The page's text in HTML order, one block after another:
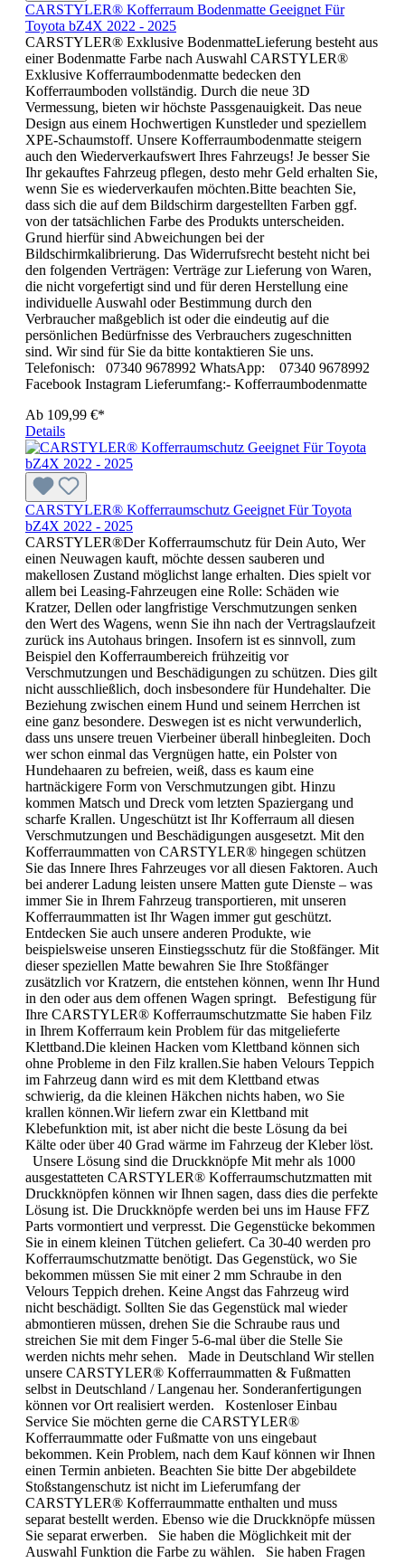
CARSTYLER® Kofferraum Bodenmatte Geeignet Für
Toyota bZ4X 2022 - 2025
CARSTYLER® Exklusive BodenmatteLieferung besteht aus
einer Bodenmatte Farbe nach Auswahl CARSTYLER®
Exklusive Kofferraumbodenmatte bedecken den
Kofferraumboden vollständig. Durch die neue 3D
Vermessung, bieten wir höchste Passgenauigkeit. Das neue
Design aus einem Hochwertigen Kunstleder und speziellem
XPE-Schaumstoff. Unsere Kofferraumbodenmatte steigern
auch den Wiederverkaufswert Ihres Fahrzeugs! Je besser Sie
Ihr gekauftes Fahrzeug pflegen, desto mehr Geld erhalten Sie,
wenn Sie es wiederverkaufen möchten.Bitte beachten Sie,
dass sich die auf dem Bildschirm dargestellten Farben ggf.
von der tatsächlichen Farbe des Produkts unterscheiden.
Grund hierfür sind Abweichungen bei der
Bildschirmkalibrierung. Das Widerrufsrecht besteht nicht bei
den folgenden Verträgen: Verträge zur Lieferung von Waren,
die nicht vorgefertigt sind und für deren Herstellung eine
individuelle Auswahl oder Bestimmung durch den
Verbraucher maßgeblich ist oder die eindeutig auf die
persönlichen Bedürfnisse des Verbrauchers zugeschnitten
sind. Wir sind für Sie da bitte kontaktieren Sie uns.
Telefonisch: 07340 9678992 WhatsApp: 07340 9678992
Facebook Instagram Lieferumfang:- Kofferraumbodenmatte
Ab 109,99 €*
Details
CARSTYLER® Kofferraumschutz Geeignet Für Toyota
bZ4X 2022 - 2025
CARSTYLER®Der Kofferraumschutz für Dein Auto, Wer
einen Neuwagen kauft, möchte dessen sauberen und
makellosen Zustand möglichst lange erhalten. Dies spielt vor
allem bei Leasing-Fahrzeugen eine Rolle: Schäden wie
Kratzer, Dellen oder langfristige Verschmutzungen senken
den Wert des Wagens, wenn Sie ihn nach der Vertragslaufzeit
zurück ins Autohaus bringen. Insofern ist es sinnvoll, zum
Beispiel den Kofferraumbereich frühzeitig vor
Verschmutzungen und Beschädigungen zu schützen. Dies gilt
nicht ausschließlich, doch insbesondere für Hundehalter. Die
Beziehung zwischen einem Hund und seinem Herrchen ist
eine ganz besondere. Deswegen ist es nicht verwunderlich,
dass uns unsere treuen Vierbeiner überall hinbegleiten. Doch
wer schon einmal das Vergnügen hatte, ein Polster von
Hundehaaren zu befreien, weiß, dass es kaum eine
hartnäckigere Form von Verschmutzungen gibt. Hinzu
kommen Matsch und Dreck vom letzten Spaziergang und
scharfe Krallen. Ungeschützt ist Ihr Kofferraum all diesen
Verschmutzungen und Beschädigungen ausgesetzt. Mit den
Kofferraummatten von CARSTYLER® hingegen schützen
Sie das Innere Ihres Fahrzeuges vor all diesen Faktoren. Auch
bei anderer Ladung leisten unsere Matten gute Dienste – was
immer Sie in Ihrem Fahrzeug transportieren, mit unseren
Kofferraummatten ist Ihr Wagen immer gut geschützt.
Entdecken Sie auch unsere anderen Produkte, wie
beispielsweise unseren Einstiegsschutz für die Stoßfänger. Mit
dieser speziellen Matte bewahren Sie Ihre Stoßfänger
zusätzlich vor Kratzern, die entstehen können, wenn Ihr Hund
in den oder aus dem offenen Wagen springt. Befestigung für
Ihre CARSTYLER® Kofferraumschutzmatte Sie haben Filz
in Ihrem Kofferraum kein Problem für das mitgelieferte
Klettband.Die kleinen Hacken vom Klettband können sich
ohne Probleme in den Filz krallen.Sie haben Velours Teppich
im Fahrzeug dann wird es mit dem Klettband etwas
schwierig, da die kleinen Häkchen nichts haben, wo Sie
krallen können.Wir liefern zwar ein Klettband mit
Klebefunktion mit, ist aber nicht die beste Lösung da bei
Kälte oder über 40 Grad wärme im Fahrzeug der Kleber löst.
Unsere Lösung sind die Druckknöpfe Mit mehr als 1000
ausgestatteten CARSTYLER® Kofferraumschutzmatten mit
Druckknöpfen können wir Ihnen sagen, dass dies die perfekte
Lösung ist. Die Druckknöpfe werden bei uns im Hause FFZ
Parts vormontiert und verpresst. Die Gegenstücke bekommen
Sie in einem kleinen Tütchen geliefert. Ca 30-40 werden pro
Kofferraumschutzmatte benötigt. Das Gegenstück, wo Sie
bekommen müssen Sie mit einer 2 mm Schraube in den
Velours Teppich drehen. Keine Angst das Fahrzeug wird
nicht beschädigt. Sollten Sie das Gegenstück mal wieder
abmontieren müssen, drehen Sie die Schraube raus und
streichen Sie mit dem Finger 5-6-mal über die Stelle Sie
werden nichts mehr sehen. Made in Deutschland Wir stellen
unsere CARSTYLER® Kofferraummatten & Fußmatten
selbst in Deutschland / Langenau her. Sonderanfertigungen
können vor Ort realisiert werden. Kostenloser Einbau
Service Sie möchten gerne die CARSTYLER®
Kofferraummatte oder Fußmatte von uns eingebaut
bekommen. Kein Problem, nach dem Kauf können wir Ihnen
einen Termin anbieten. Beachten Sie bitte Der abgebildete
Stoßstangenschutz ist nicht im Lieferumfang der
CARSTYLER® Kofferraummatte enthalten und muss
separat bestellt werden. Ebenso wie die Druckknöpfe müssen
Sie separat erwerben. Sie haben die Möglichkeit mit der
Auswahl Funktion die Farbe zu wählen. Sie haben Fragen